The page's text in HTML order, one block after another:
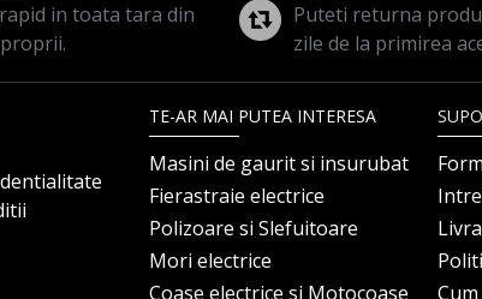
in toata tara din
Puteti returna
zile de la primirea
TE-AR MAI PUTEA INTERESA
Masini de gaurit si insurubat
Fierastraie electrice
Polizoare si Slefuitoare
Mori electrice
Coase electrice si Motocoase